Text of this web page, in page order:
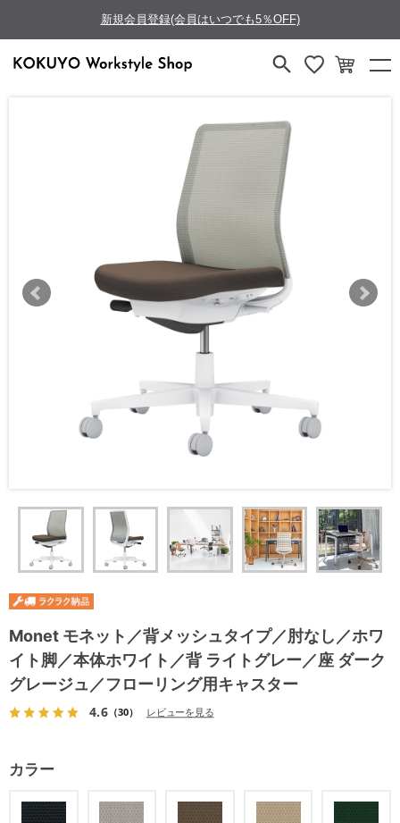
新規会員登録(会員はいつでも5％OFF)
Monet モネット／背メッシュタイプ／肘なし／ホワ
イト脚／本体ホワイト／背 ライトグレー／座 ダーク
グレージュ／フローリング用キャスター
4.6（30） レビューを見る
カラー